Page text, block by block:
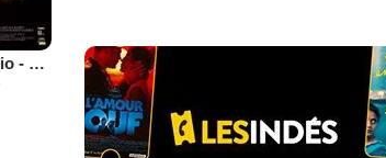
O Quinto Império - Ontem Como Hoje